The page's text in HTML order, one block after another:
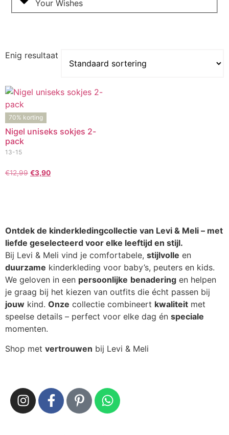
Your Wishes
Enig resultaat
70% korting
Nigel uniseks sokjes 2-
pack
13-15
€12,99 €3,90
Ontdek de kinderkledingcollectie van Levi & Meli – met
liefde geselecteerd voor elke leeftijd en stijl.
Bij Levi & Meli vind je comfortabele, stijlvolle en
duurzame kinderkleding voor baby’s, peuters en kids.
We geloven in een persoonlijke benadering en helpen
je graag bij het kiezen van outfits die écht passen bij
jouw kind. Onze collectie combineert kwaliteit met
speelse details – perfect voor elke dag én speciale
momenten.
Shop met vertrouwen bij Levi & Meli